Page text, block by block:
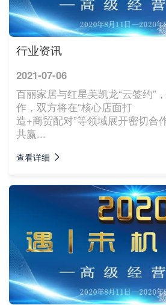
行业资讯
2021-07-06
百丽家居与红星美凯龙“云签约”
作，双方将在“核心店面打
造+商贸配对”等领域展开密切合
共赢...
查看详细